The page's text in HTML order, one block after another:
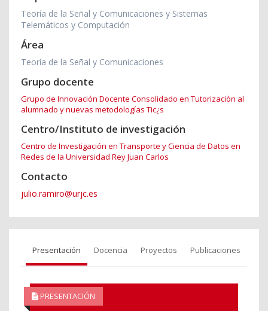
Teoría de la Señal y Comunicaciones y Sistemas
Telemáticos y Computación
Área
Teoría de la Señal y Comunicaciones
Grupo docente
Grupo de Innovación Docente Consolidado en Tutorización al
alumnado y nuevas metodologías Tic¿s
Centro/Instituto de investigación
Centro de Investigación en Transporte y Ciencia de Datos en
Redes de la Universidad Rey Juan Carlos
Contacto
julio.ramiro@urjc.es
Presentación Docencia Proyectos Publicaciones
PRESENTACIÓN